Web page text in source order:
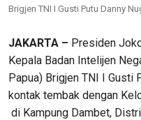
Brigjen TNI I Gusti Putu Danny
JAKARTA – Presiden
Kepala Badan Intelijen
Papua) Brigjen TNI I Gusti
kontak tembak dengan
di Kampung Dambet,